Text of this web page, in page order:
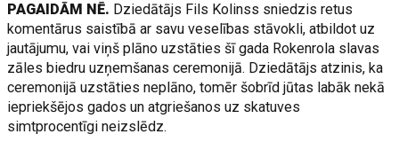
PAGAIDĀM NĒ. Dziedātājs Fils Kolinss sniedzis retus
komentārus saistībā ar savu veselības stāvokli, atbildot uz
jautājumu, vai viņš plāno uzstāties šī gada Rokenrola slavas
zāles biedru uzņemšanas ceremonijā. Dziedātājs atzinis, ka
ceremonijā uzstāties neplāno, tomēr šobrīd jūtas labāk nekā
iepriekšējos gados un atgriešanos uz skatuves
simtprocentīgi neizslēdz.